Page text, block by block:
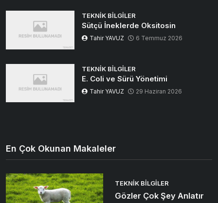
TEKNIK BILGILER
Sütçü İneklerde Oksitosin
Tahir YAVUZ 6 Temmuz 2026
TEKNIK BILGILER
E. Coli ve Sürü Yönetimi
Tahir YAVUZ 29 Haziran 2026
En Çok Okunan Makaleler
TEKNIK BILGILER
Gözler Çok Şey Anlatır